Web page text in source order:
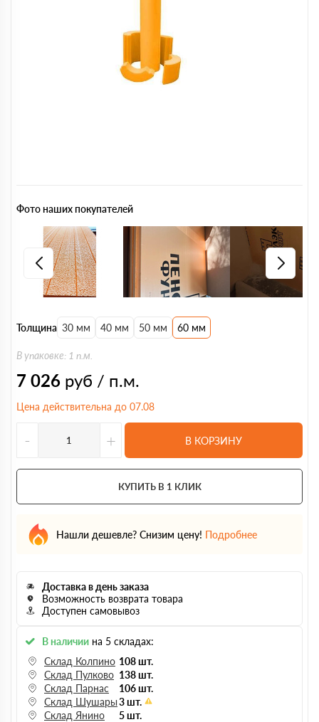
Толщина 30 мм 40 мм 50 мм 60 мм
В упаковке: 1 п.м.
7 026 руб / п.м.
Цена действительна до 07.08
- + В КОРЗИНУ
КУПИТЬ В 1 КЛИК
Нашли дешевле? Снизим цену! Подробнее
Фото наших покупателей
Доставка в день заказа
Возможность возврата товара
Доступен самовывоз
В наличии на 5 складах:
Склад Колпино 108 шт.
Склад Пулково 138 шт.
Склад Парнас
106 шт.
Склад Шушары3 шт.
Склад Янино
5 шт.